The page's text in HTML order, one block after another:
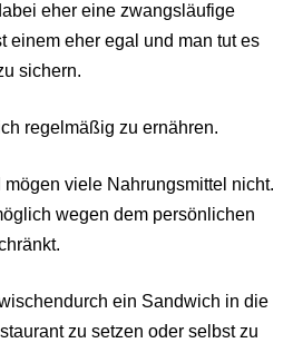
eher eine zwangsläufige
einem eher egal und man tut es
sichern.
regelmäßig zu ernähren.
viele Nahrungsmittel nicht.
wegen dem persönlichen
ein Sandwich in die
zu setzen oder selbst zu